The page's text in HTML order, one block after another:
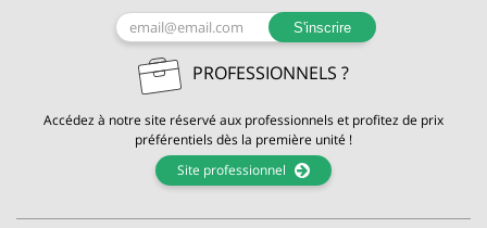
S'inscrire
PROFESSIONNELS ?
Accédez à notre site réservé aux professionnels et profitez de prix
préférentiels dès la première unité !
Site professionnel